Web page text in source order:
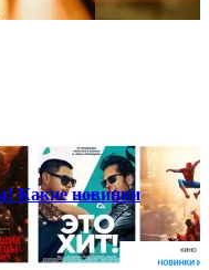
Какие новинки